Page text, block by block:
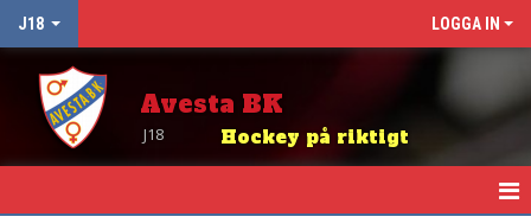
J18 LOGGA IN
Avesta BK
Hockey på riktigt
J18